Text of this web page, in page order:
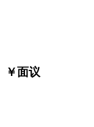
￥面议